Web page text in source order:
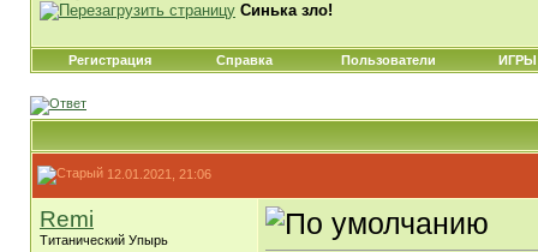
Синька зло!
Регистрация Справка Пользователи ИГРЫ
12.01.2021, 21:06
Remi
Титанический Упырь